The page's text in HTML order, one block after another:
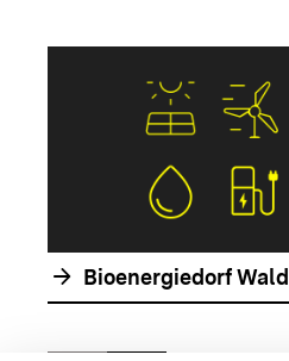
arrow_forward Bioenergiedorf Wald